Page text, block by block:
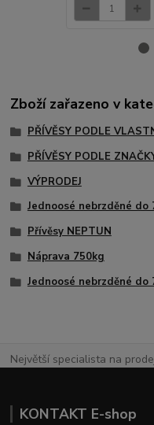
Zboží zařazeno v
PŘÍVĚSY PODLE
PŘÍVĚSY PODLE
VÝPRODEJ
Jednoosé nebrzděné do
Přívěsy NEPTUN
Náprava 750kg
Jednoosé nebrzděné do
Největší specialista na
KONTAKT E-shop